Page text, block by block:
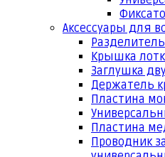
Аксессуары для
Разделитель
Крышка
Заглушка
Держатель
Пластина
Пластина
Проводник